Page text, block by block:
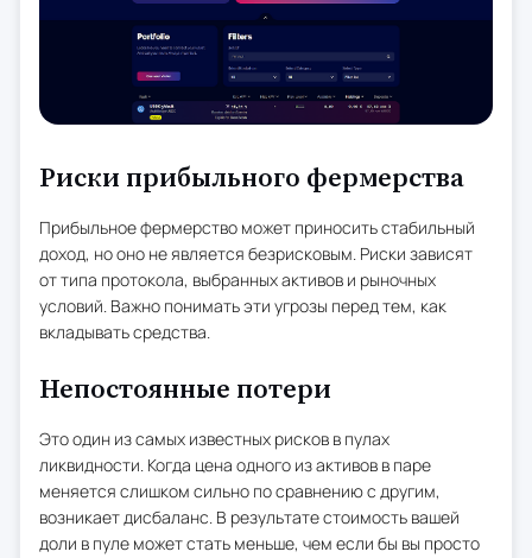
Риски прибыльного фермерства
Прибыльное фермерство может приносить стабильный
доход, но оно не является безрисковым. Риски зависят
от типа протокола, выбранных активов и рыночных
условий. Важно понимать эти угрозы перед тем, как
вкладывать средства.
Непостоянные потери
Это один из самых известных рисков в пулах
ликвидности. Когда цена одного из активов в паре
меняется слишком сильно по сравнению с другим,
возникает дисбаланс. В результате стоимость вашей
доли в пуле может стать меньше, чем если бы вы просто